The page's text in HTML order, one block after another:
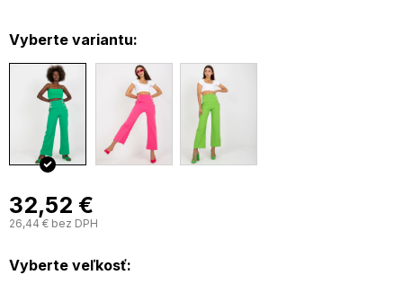
32,52 €
26,44 € bez DPH
Vyberte veľkosť:
Vyberte variantu: